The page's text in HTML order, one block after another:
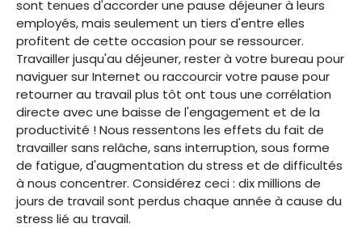
sont tenues d'accorder une pause déjeuner à leurs
employés, mais seulement un tiers d'entre elles
profitent de cette occasion pour se ressourcer.
Travailler jusqu'au déjeuner, rester à votre bureau pour
naviguer sur Internet ou raccourcir votre pause pour
retourner au travail plus tôt ont tous une corrélation
directe avec une baisse de l'engagement et de la
productivité ! Nous ressentons les effets du fait de
travailler sans relâche, sans interruption, sous forme
de fatigue, d'augmentation du stress et de difficultés
à nous concentrer. Considérez ceci : dix millions de
jours de travail sont perdus chaque année à cause du
stress lié au travail.